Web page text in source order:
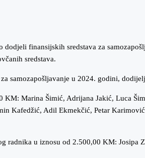
dodjeli finansijskih sredstava za
sredstava.
samozapošljavanje u 2024. godini,
KM: Marina Šimić, Adrijana Jakić, Luca
Kafedžić, Adil Ekmekčić, Petar
radnika u iznosu od 2.500,00 KM: